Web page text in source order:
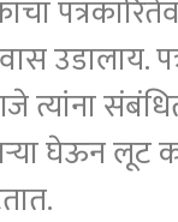
उडालाय.
त्यांना
घेऊन लूट